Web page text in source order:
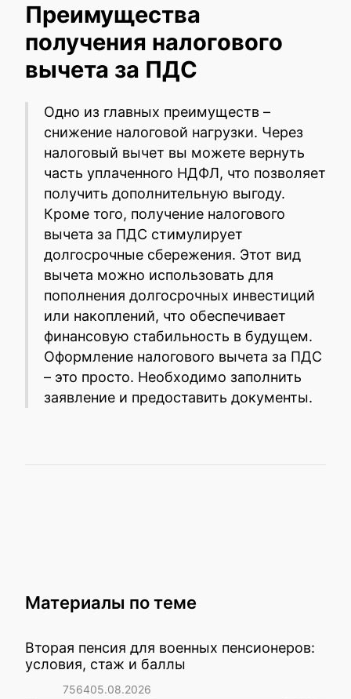
Преимущества
получения налогового
вычета за ПДС
Одно из главных преимуществ –
снижение налоговой нагрузки. Через
налоговый вычет вы можете вернуть
часть уплаченного НДФЛ, что позволяет
получить дополнительную выгоду.
Кроме того, получение налогового
вычета за ПДС стимулирует
долгосрочные сбережения. Этот вид
вычета можно использовать для
пополнения долгосрочных инвестиций
или накоплений, что обеспечивает
финансовую стабильность в будущем.
Оформление налогового вычета за ПДС
– это просто. Необходимо заполнить
заявление и предоставить документы.
Материалы по теме
Вторая пенсия для военных пенсионеров:
условия, стаж и баллы
756405.08.2026